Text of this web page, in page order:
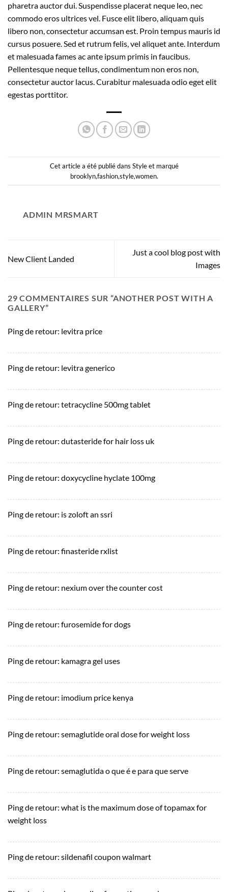
pharetra auctor dui. Suspendisse placerat neque leo, nec
commodo eros ultrices vel. Fusce elit libero, aliquam quis
libero non, consectetur accumsan est. Proin tempus mauris id
cursus posuere. Sed et rutrum felis, vel aliquet ante. Interdum
et malesuada fames ac ante ipsum primis in faucibus.
Pellentesque neque tellus, condimentum non eros non,
consectetur auctor lacus. Curabitur malesuada odio eget elit
egestas porttitor.
Cet article a été publié dans Styleet marqué
brooklyn,fashion,style,women.
ADMIN MRSMART
New Client Landed
Just a cool blog post with
Images
29 COMMENTAIRES SUR “ANOTHER POST WITH A
GALLERY”
Ping de retour: levitra price
Ping de retour: levitra generico
Ping de retour: tetracycline 500mg tablet
Ping de retour: dutasteride for hair loss uk
Ping de retour: doxycycline hyclate 100mg
Ping de retour: is zoloft an ssri
Ping de retour: finasteride rxlist
Ping de retour: nexium over the counter cost
Ping de retour: furosemide for dogs
Ping de retour: kamagra gel uses
Ping de retour: imodium price kenya
Ping de retour: semaglutide oral dose for weight loss
Ping de retour: semaglutida o que é e para que serve
Ping de retour: what is the maximum dose of topamax for
weight loss
Ping de retour: sildenafil coupon walmart